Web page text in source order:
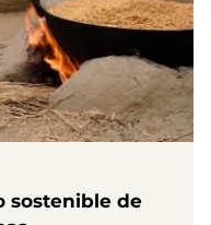
sostenible de